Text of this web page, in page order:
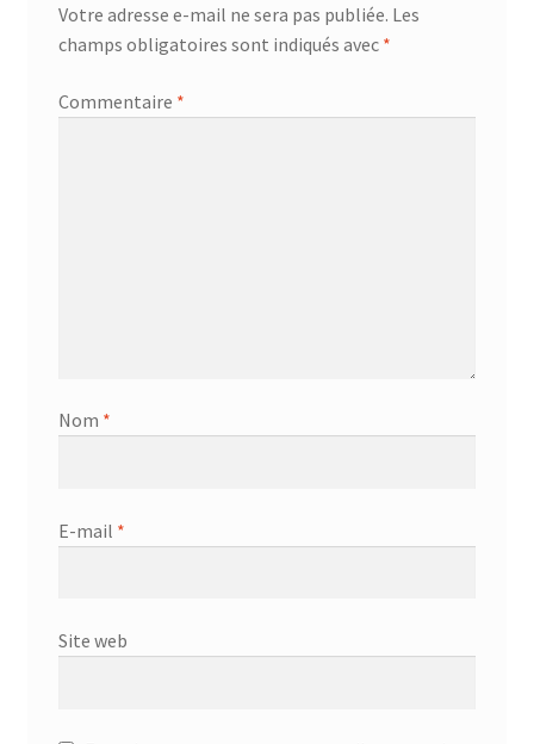
Votre adresse e-mail ne sera pas publiée. Les
champs obligatoires sont indiqués avec *
Commentaire *
Nom *
E-mail *
Site web